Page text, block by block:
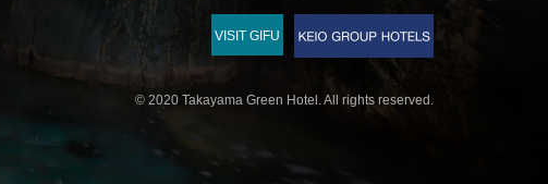
VISIT GIFU
© 2020 Takayama Green Hotel. All rights reserved.